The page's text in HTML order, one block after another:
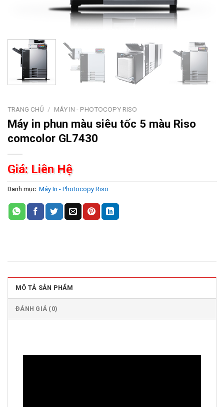
TRANG CHỦ / MÁY IN - PHOTOCOPY RISO
Máy in phun màu siêu tốc 5 màu Riso
comcolor GL7430
Giá: Liên Hệ
Danh mục: Máy In - Photocopy Riso
MÔ TẢ SẢN PHẨM
ĐÁNH GIÁ (0)